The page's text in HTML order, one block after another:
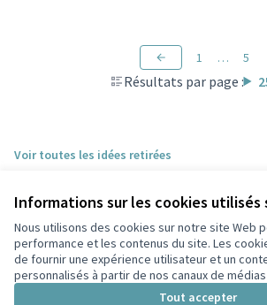
Informations sur les cookies utilisés
Nous utilisons des cookies sur notre site Web
performance et les contenus du site. Les
de fournir une expérience utilisateur et un
personnalisés à partir de nos canaux de
Tout accepter
Résultats par page :
1 … 5
Voir toutes les idées retirées
Conditions d'utilisation